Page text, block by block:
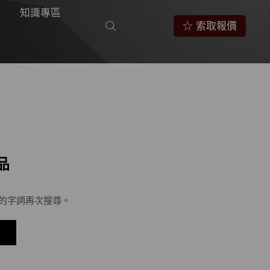
知識專區
☆ 索取報價
字詞再次搜尋。